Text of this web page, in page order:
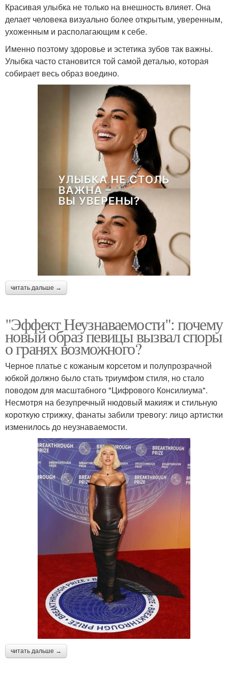
Красивая улыбка не только на внешность влияет. Она
делает человека визуально более открытым, уверенным,
ухоженным и располагающим к себе.
Именно поэтому здоровье и эстетика зубов так важны.
Улыбка часто становится той самой деталью, которая
собирает весь образ воедино.
читать дальше →
"Эффект Неузнаваемости": почему
новый образ певицы вызвал споры
о гранях возможного?
Черное платье с кожаным корсетом и полупрозрачной
юбкой должно было стать триумфом стиля, но стало
поводом для масштабного "Цифрового Консилиума".
Несмотря на безупречный нюдовый макияж и стильную
короткую стрижку, фанаты забили тревогу: лицо артистки
изменилось до неузнаваемости.
читать дальше →